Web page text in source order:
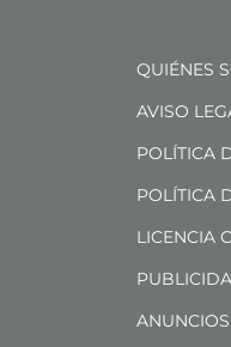
QUIÉNES
AVISO
POLÍTICA
POLÍTICA
LICENCIA